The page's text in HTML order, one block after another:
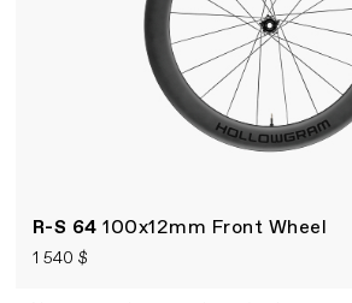
R-S 64100x12mm Front Wheel
1 540 $